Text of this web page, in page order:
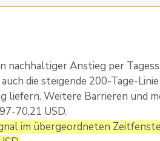
nachhaltiger Anstieg per
die steigende 200-Tage-
liefern. Weitere Barrieren und
70,21 USD.
im übergeordneten